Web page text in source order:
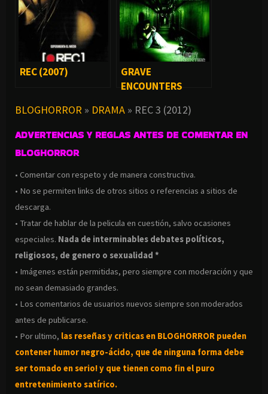
REC (2007)
GRAVE
ENCOUNTERS
BLOGHORROR » DRAMA » REC 3 (2012)
ADVERTENCIAS Y REGLAS ANTES DE COMENTAR EN
BLOGHORROR
• Comentar con respeto y de manera constructiva.
• No se permiten links de otros sitios o referencias a sitios de
descarga.
• Tratar de hablar de la pelicula en cuestión, salvo ocasiones
especiales. Nada de interminables debates políticos,
religiosos, de genero o sexualidad *
• Imágenes están permitidas, pero siempre con moderación y que
no sean demasiado grandes.
• Los comentarios de usuarios nuevos siempre son moderados
antes de publicarse.
• Por ultimo, las reseñas y criticas en BLOGHORROR pueden
contener humor negro-ácido, que de ninguna forma debe
ser tomado en serio! y que tienen como fin el puro
entretenimiento satírico.